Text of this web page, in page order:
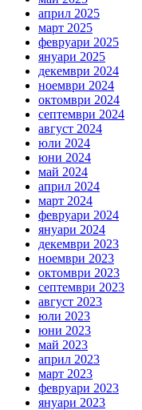
април 2025
март 2025
февруари 2025
януари 2025
декември 2024
ноември 2024
октомври 2024
септември 2024
август 2024
юли 2024
юни 2024
май 2024
април 2024
март 2024
февруари 2024
януари 2024
декември 2023
ноември 2023
октомври 2023
септември 2023
август 2023
юли 2023
юни 2023
май 2023
април 2023
март 2023
февруари 2023
януари 2023